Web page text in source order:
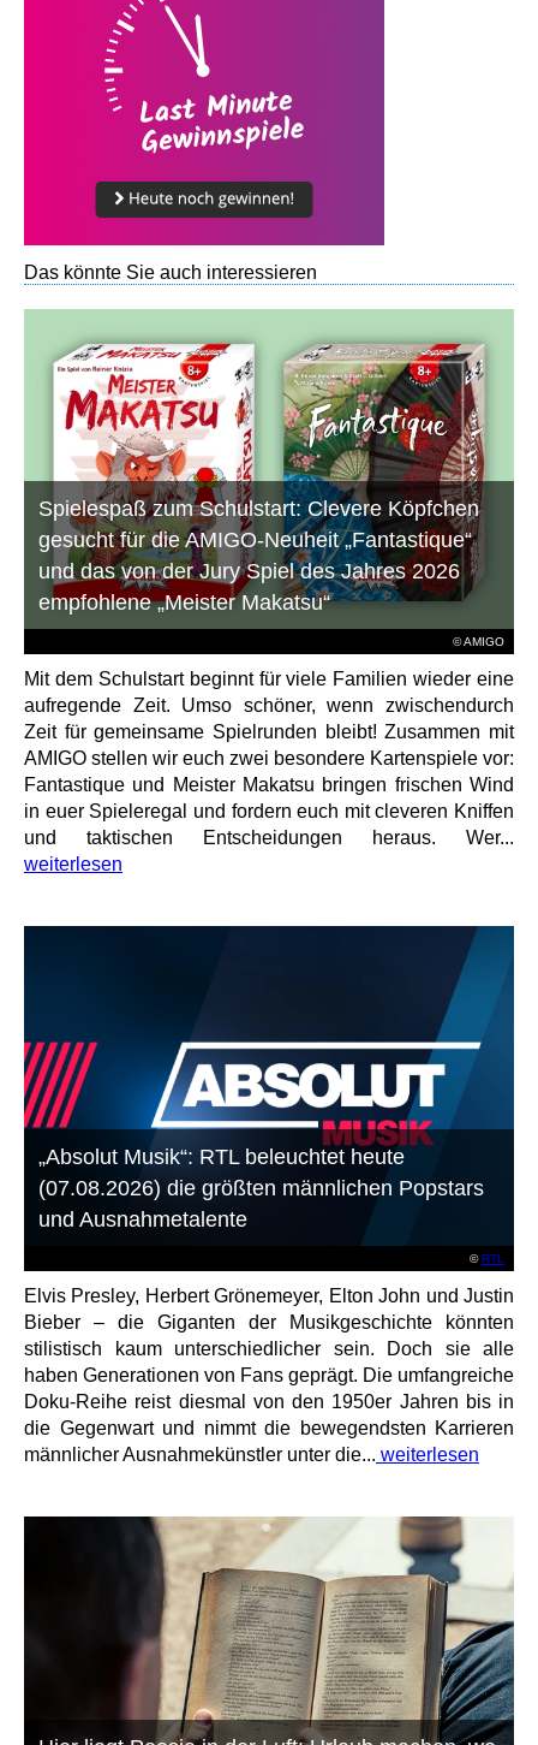
Das könnte Sie auch interessieren
© AMIGO
Spielespaß zum Schulstart: Clevere Köpfchen
gesucht für die AMIGO-Neuheit „Fantastique“
und das von der Jury Spiel des Jahres 2026
empfohlene „Meister Makatsu“
Mit dem Schulstart beginnt für viele Familien wieder eine
aufregende Zeit. Umso schöner, wenn zwischendurch
Zeit für gemeinsame Spielrunden bleibt! Zusammen mit
AMIGO stellen wir euch zwei besondere Kartenspiele vor:
Fantastique und Meister Makatsu bringen frischen Wind
in euer Spieleregal und fordern euch mit cleveren Kniffen
und taktischen Entscheidungen heraus. Wer...
weiterlesen
©RTL
„Absolut Musik“: RTL beleuchtet heute
(07.08.2026) die größten männlichen Popstars
und Ausnahmetalente
Elvis Presley, Herbert Grönemeyer, Elton John und Justin
Bieber – die Giganten der Musikgeschichte könnten
stilistisch kaum unterschiedlicher sein. Doch sie alle
haben Generationen von Fans geprägt. Die umfangreiche
Doku-Reihe reist diesmal von den 1950er Jahren bis in
die Gegenwart und nimmt die bewegendsten Karrieren
männlicher Ausnahmekünstler unter die... weiterlesen